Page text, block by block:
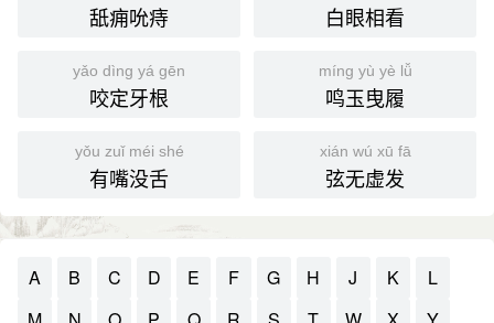
舐痈吮痔 白眼相看
yǎo dìng yá gēn
咬定牙根
míng yù yè lǚ
鸣玉曳履
yǒu zuǐ méi shé
有嘴没舌
xián wú xū fā
弦无虚发
A B C D E F G H J K
L